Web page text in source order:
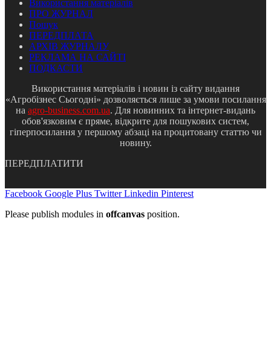
Використання матеріалів
ПРО ЖУРНАЛ
Пошук
ПЕРЕДПЛАТА
АРХІВ ЖУРНАЛУ
РЕКЛАМА НА САЙТІ
ПОДКАСТИ
Використання матеріалів і новин із сайту видання
«Агробізнес Сьогодні» дозволяється лише за умови посилання
на agro-business.com.ua. Для новинних та інтернет-видань
обов'язковим є пряме, відкрите для пошукових систем,
гіперпосилання у першому абзаці на процитовану статтю чи
новину.
ПЕРЕДПЛАТИТИ
Facebook Google Plus Twitter Linkedin Pinterest
Please publish modules in offcanvas position.